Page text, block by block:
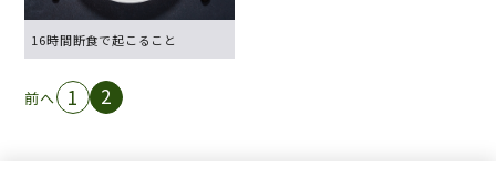
News
Column
16時間断食で起こること
前へ 1 2